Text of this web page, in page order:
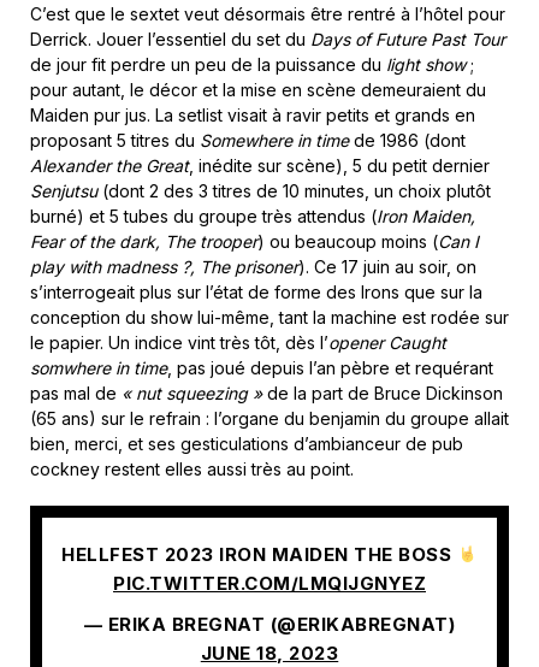
C’est que le sextet veut désormais être rentré à l’hôtel pour
Derrick. Jouer l’essentiel du set du Days of Future Past Tour
de jour fit perdre un peu de la puissance du light show;
pour autant, le décor et la mise en scène demeuraient du
Maiden pur jus. La setlist visait à ravir petits et grands en
proposant 5 titres du Somewhere in timede 1986 (dont
Alexander the Great, inédite sur scène), 5 du petit dernier
Senjutsu(dont 2 des 3 titres de 10 minutes, un choix plutôt
burné) et 5 tubes du groupe très attendus (Iron Maiden,
Fear of the dark, The trooper) ou beaucoup moins (Can I
play with madness ?, The prisoner). Ce 17 juin au soir, on
s’interrogeait plus sur l’état de forme des Irons que sur la
conception du show lui-même, tant la machine est rodée sur
le papier. Un indice vint très tôt, dès l’opener Caught
somwhere in time, pas joué depuis l’an pèbre et requérant
pas mal de « nut squeezing »de la part de Bruce Dickinson
(65 ans) sur le refrain : l’organe du benjamin du groupe allait
bien, merci, et ses gesticulations d’ambianceur de pub
cockney restent elles aussi très au point.
HELLFEST 2023 IRON MAIDEN THE BOSS
PIC.TWITTER.COM/LMQIJGNYEZ
— ERIKA BREGNAT (@ERIKABREGNAT)
JUNE 18, 2023